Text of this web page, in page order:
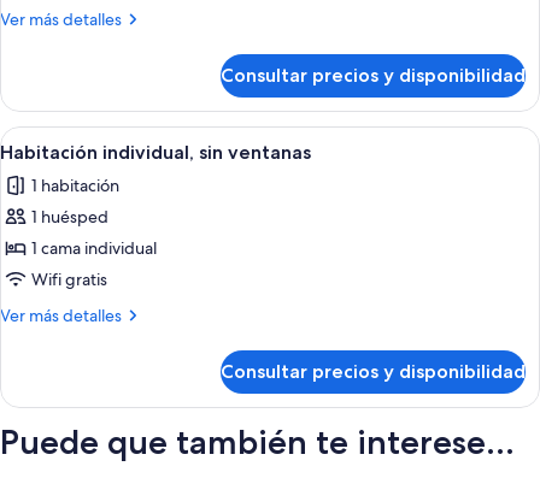
triple
Ver más detalles
Más
triple
Consultar precios y disponibilidad
Abrir
todas
las
fotos
de
Habitación
individual,
Una habitación de hotel con cama,
5
Habitación individual, sin ventanas
1 habitación
1 huésped
1 cama individual
Wifi gratis
Ver más detalles
Más
individual,
ventanas
Consultar precios y disponibilidad
Puede que también te interese...